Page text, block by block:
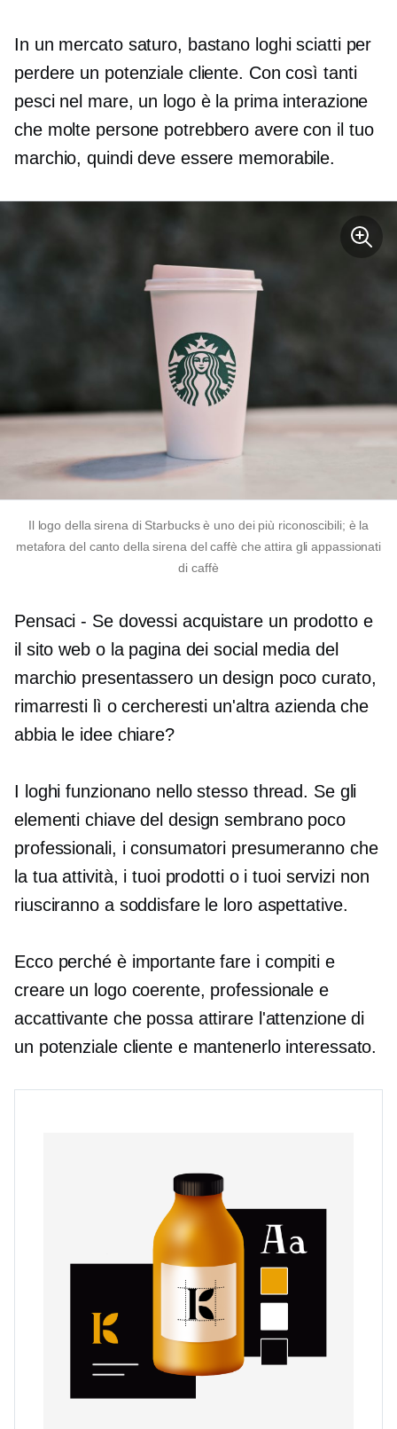
In un mercato saturo, bastano loghi sciatti per
perdere un potenziale cliente. Con così tanti
pesci nel mare, un logo è la prima interazione
che molte persone potrebbero avere con il tuo
marchio, quindi deve essere memorabile.
Il logo della sirena di Starbucks è uno dei più riconoscibili; è la
metafora del canto della sirena del caffè che attira gli appassionati
di caffè
Pensaci- Se dovessi acquistare un prodotto e
il sito web o la pagina dei social media del
marchio presentassero un design poco curato,
rimarresti lì o cercheresti un'altra azienda che
abbia le idee chiare?
I loghi funzionano nello stesso thread. Se gli
elementi chiave del design sembrano poco
professionali, i consumatori presumeranno che
la tua attività, i tuoi prodotti o i tuoi servizi non
riusciranno a soddisfare le loro aspettative.
Ecco perché è importante fare i compiti e
creare un logo coerente, professionale e
accattivante che possa attirare l'attenzione di
un potenziale cliente e mantenerlo interessato.